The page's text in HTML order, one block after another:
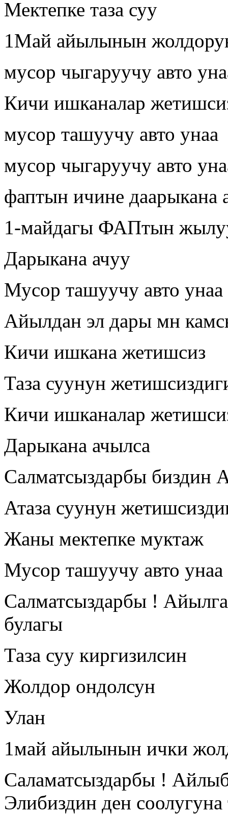
Мектепке таза суу
1Май айылынын
мусор чыгаруучу авто
Кичи ишканалар
мусор ташуучу авто унаа
мусор чыгаруучу авто
фаптын ичине даарыкана
1-майдагы ФАПтын
Дарыкана ачуу
Мусор ташуучу авто унаа
Айылдан эл дары мн
Кичи ишкана жетишсиз
Таза суунун
Кичи ишканалар
Дарыкана ачылса
Салматсыздарбы биздин
Атаза суунун
Жаны мектепке муктаж
Мусор ташуучу авто унаа
Салматсыздарбы !
булагы
Таза суу киргизилсин
Жолдор ондолсун
Улан
1май айылынын ички
Саламатсыздарбы !
Элибиздин ден